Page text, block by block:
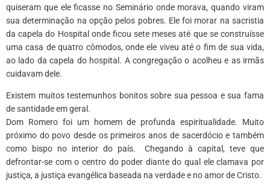
quiseram que ele ficasse no Seminário onde morava, quando viram
sua determinação na opção pelos pobres. Ele foi morar na sacristia
da capela do Hospital onde ficou sete meses até que se construísse
uma casa de quatro cômodos, onde ele viveu até o fim de sua vida,
ao lado da capela do hospital. A congregação o acolheu e as irmãs
cuidavam dele.
Existem muitos testemunhos bonitos sobre sua pessoa e sua fama
de santidade em geral.
Dom Romero foi um homem de profunda espiritualidade. Muito
próximo do povo desde os primeiros anos de sacerdócio e também
como bispo no interior do país. Chegando à capital, teve que
defrontar-se com o centro do poder diante do qual ele clamava por
justiça, a justiça evangélica baseada na verdade e no amor de Cristo.